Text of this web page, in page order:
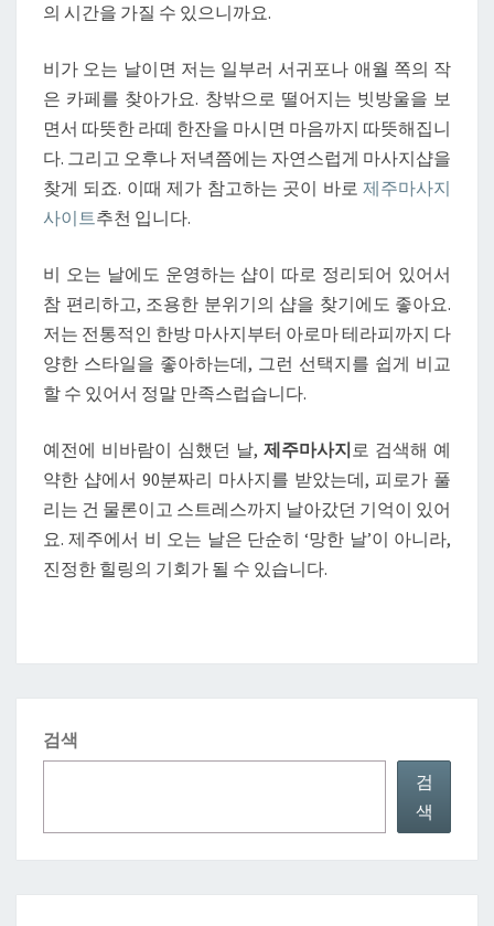
사
지
의
조
합
의 시간을 가질 수 있으니까요.
비가 오는 날이면 저는 일부러 서귀포나 애월 쪽의 작
은 카페를 찾아가요. 창밖으로 떨어지는 빗방울을 보
면서 따뜻한 라떼 한잔을 마시면 마음까지 따뜻해집니
다. 그리고 오후나 저녁쯤에는 자연스럽게 마사지샵을
찾게 되죠. 이때 제가 참고하는 곳이 바로 제주마사지
사이트추천 입니다.
비 오는 날에도 운영하는 샵이 따로 정리되어 있어서
참 편리하고, 조용한 분위기의 샵을 찾기에도 좋아요.
저는 전통적인 한방 마사지부터 아로마 테라피까지 다
양한 스타일을 좋아하는데, 그런 선택지를 쉽게 비교
할 수 있어서 정말 만족스럽습니다.
예전에 비바람이 심했던 날, 제주마사지로 검색해 예
약한 샵에서 90분짜리 마사지를 받았는데, 피로가 풀
리는 건 물론이고 스트레스까지 날아갔던 기억이 있어
요. 제주에서 비 오는 날은 단순히 ‘망한 날’이 아니라,
진정한 힐링의 기회가 될 수 있습니다.
검색
검
색